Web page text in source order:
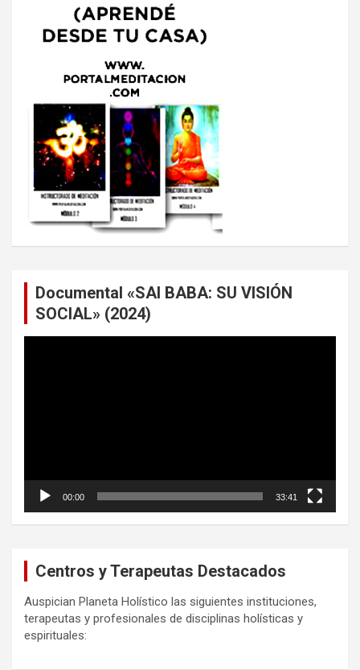
Documental «SAI BABA: SU VISIÓN
SOCIAL» (2024)
00:00 33:41
Centros y Terapeutas Destacados
Auspician Planeta Holístico las siguientes instituciones,
terapeutas y profesionales de disciplinas holísticas y
espirituales: